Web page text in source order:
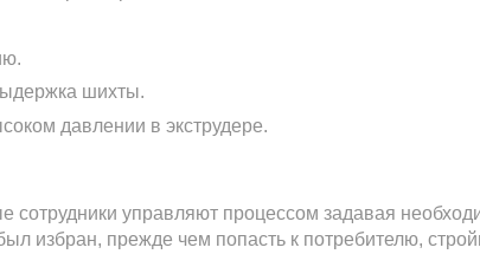
шихты.
давлении в экструдере.
сотрудники управляют процессом задавая
избран, прежде чем попасть к потребителю,